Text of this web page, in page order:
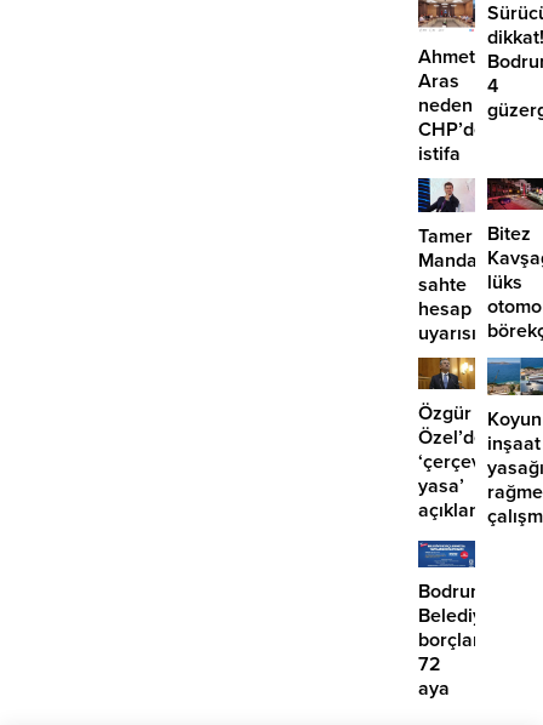
Ahmet
Aras
neden
CHP’den
istifa
etmiyor?
dikkat!
4
Tamer
sahte
hesap
uyarısı
Bitez
lüks
girdi:
2
Özgür
Özel’den
‘çerçeve
yasa’
açıklaması:
atma
çabamız
yok’
inşaat
Bodrum
borçlara
72
aya